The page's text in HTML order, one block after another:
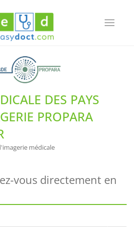
Toggle
DES PAYS
PROPARA
médicale
vous directement en